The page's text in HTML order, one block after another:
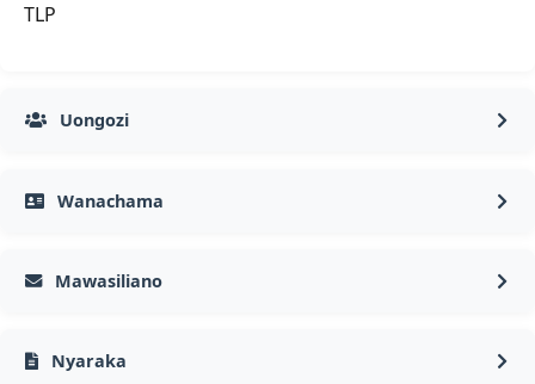
TLP
Uongozi
Wanachama
Mawasiliano
Nyaraka